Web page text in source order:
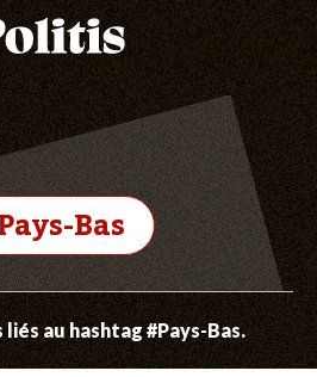
Bas
au hashtag #Pays-Bas.